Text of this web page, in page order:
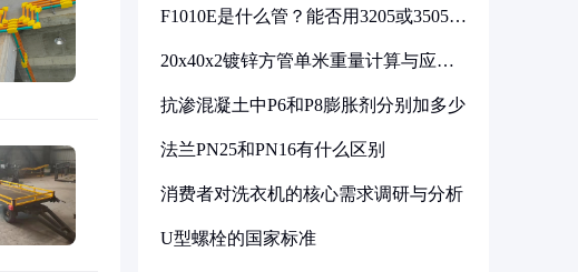
F1010E是什么管？能否用3205或3505代
20x40x2镀锌方管单米重量计算与应用
抗渗混凝土中P6和P8膨胀剂分别加多少
法兰PN25和PN16有什么区别
消费者对洗衣机的核心需求调研与分析
U型螺栓的国家标准